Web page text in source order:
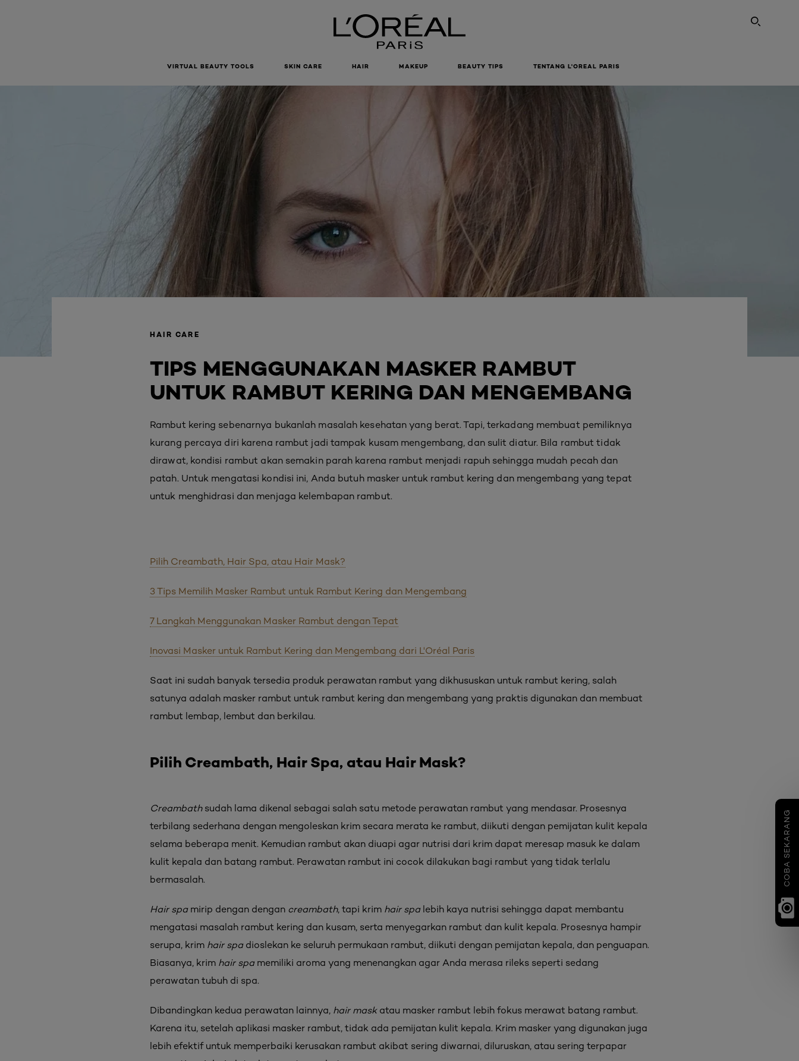
COBA SEKARANG
VIRTUAL BEAUTY TOOLS SKIN CARE HAIR MAKEUP BEAUTY TIPS TENTANG L'OREAL PARIS
HAIR CARE
TIPS MENGGUNAKAN MASKER RAMBUT
UNTUK RAMBUT KERING DAN MENGEMBANG
Rambut kering sebenarnya bukanlah masalah kesehatan yang berat. Tapi, terkadang membuat pemiliknya
kurang percaya diri karena rambut jadi tampak kusam mengembang, dan sulit diatur. Bila rambut tidak
dirawat, kondisi rambut akan semakin parah karena rambut menjadi rapuh sehingga mudah pecah dan
patah. Untuk mengatasi kondisi ini, Anda butuh masker untuk rambut kering dan mengembang yang tepat
untuk menghidrasi dan menjaga kelembapan rambut.
Pilih Creambath, Hair Spa, atau Hair Mask?
3 Tips Memilih Masker Rambut untuk Rambut Kering dan Mengembang
7 Langkah Menggunakan Masker Rambut dengan Tepat
Inovasi Masker untuk Rambut Kering dan Mengembang dari L'Oréal Paris
Saat ini sudah banyak tersedia produk perawatan rambut yang dikhususkan untuk rambut kering, salah
satunya adalah masker rambut untuk rambut kering dan mengembang yang praktis digunakan dan membuat
rambut lembap, lembut dan berkilau.
Pilih Creambath, Hair Spa, atau Hair Mask?
Creambathsudah lama dikenal sebagai salah satu metode perawatan rambut yang mendasar. Prosesnya
terbilang sederhana dengan mengoleskan krim secara merata ke rambut, diikuti dengan pemijatan kulit kepala
selama beberapa menit. Kemudian rambut akan diuapi agar nutrisi dari krim dapat meresap masuk ke dalam
kulit kepala dan batang rambut. Perawatan rambut ini cocok dilakukan bagi rambut yang tidak terlalu
bermasalah.
Hair spamirip dengan dengan creambath, tapi krim hair spalebih kaya nutrisi sehingga dapat membantu
mengatasi masalah rambut kering dan kusam, serta menyegarkan rambut dan kulit kepala. Prosesnya hampir
serupa, krim hair spadioslekan ke seluruh permukaan rambut, diikuti dengan pemijatan kepala, dan penguapan.
Biasanya, krim hair spamemiliki aroma yang menenangkan agar Anda merasa rileks seperti sedang
perawatan tubuh di spa.
Dibandingkan kedua perawatan lainnya, hair maskatau masker rambut lebih fokus merawat batang rambut.
Karena itu, setelah aplikasi masker rambut, tidak ada pemijatan kulit kepala. Krim masker yang digunakan juga
lebih efektif untuk memperbaiki kerusakan rambut akibat sering diwarnai, diluruskan, atau sering terpapar